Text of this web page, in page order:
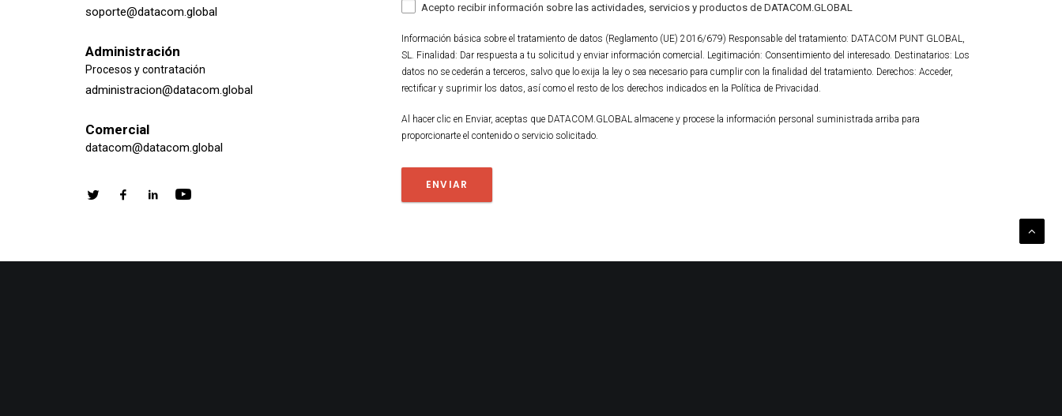
soporte@datacom.global
Administración
Procesos y contratación
administracion@datacom.global
Comercial
datacom@datacom.global
Acepto recibir información sobre las actividades, servicios y productos de DATACOM.GLOBAL
Información básica sobre el tratamiento de datos (Reglamento (UE) 2016/679) Responsable del tratamiento: DATACOM PUNT GLOBAL,
SL. Finalidad: Dar respuesta a tu solicitud y enviar información comercial. Legitimación: Consentimiento del interesado. Destinatarios: Los
datos no se cederán a terceros, salvo que lo exija la ley o sea necesario para cumplir con la finalidad del tratamiento. Derechos: Acceder,
rectificar y suprimir los datos, así como el resto de los derechos indicados en la Política de Privacidad.
Al hacer clic en Enviar, aceptas que DATACOM.GLOBAL almacene y procese la información personal suministrada arriba para
proporcionarte el contenido o servicio solicitado.